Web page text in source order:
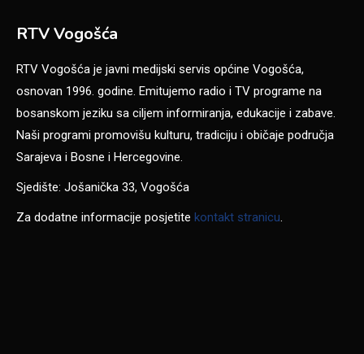
RTV Vogošća
RTV Vogošća je javni medijski servis općine Vogošća,
osnovan 1996. godine. Emitujemo radio i TV programe na
bosanskom jeziku sa ciljem informiranja, edukacije i zabave.
Naši programi promovišu kulturu, tradiciju i običaje područja
Sarajeva i Bosne i Hercegovine.
Sjedište: Jošanička 33, Vogošća
Za dodatne informacije posjetite kontakt stranicu.